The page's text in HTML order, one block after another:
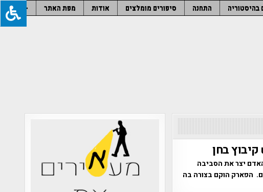
בהיסטוריה התחנה סיפורים מומלצים אודות מפת האתר –
יצר את הסביבה
הפארק הוקם בצורה בה